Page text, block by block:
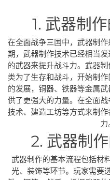
1. 武器制
在全面战争三国中，武器制
期，武器制作技术已经相当
的武器来提升战斗力。武器
类为了生存和战斗，开始制
的发展，铜器、铁器等金属
供了更强大的力量。在全面
技术、建造工坊等方式来制
力
2. 武器制
武器制作的基本流程包括材
光、装饰等环节。玩家需要